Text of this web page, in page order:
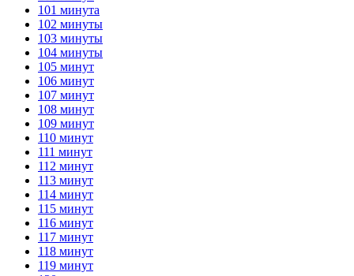
101 минута
102 минуты
103 минуты
104 минуты
105 минут
106 минут
107 минут
108 минут
109 минут
110 минут
111 минут
112 минут
113 минут
114 минут
115 минут
116 минут
117 минут
118 минут
119 минут